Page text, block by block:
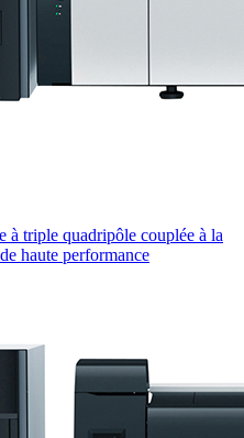
à triple quadripôle couplée à la
haute performance